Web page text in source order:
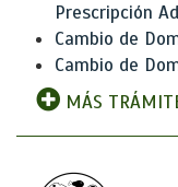
Prescripción
Cambio de
Cambio de
MÁS